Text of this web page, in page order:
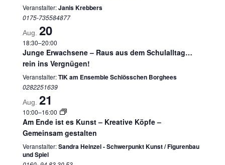
Veranstalter:Janis Krebbers
0175-735584877
Aug. 20
18:30–20:00
Junge Erwachsene – Raus aus dem Schulalltag…
rein ins Vergnügen!
Veranstalter:TIK am Ensemble Schlösschen Borghees
0282251639
Aug. 21
10:00–16:00
Am Ende ist es Kunst – Kreative Köpfe –
Gemeinsam gestalten
Veranstalter:Sandra Heinzel - Schwerpunkt Kunst / Figurenbau
und Spiel